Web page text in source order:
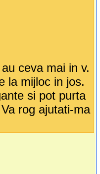
ceva mai in v.
la mijloc in jos.
si pot purta
rog ajutati-ma